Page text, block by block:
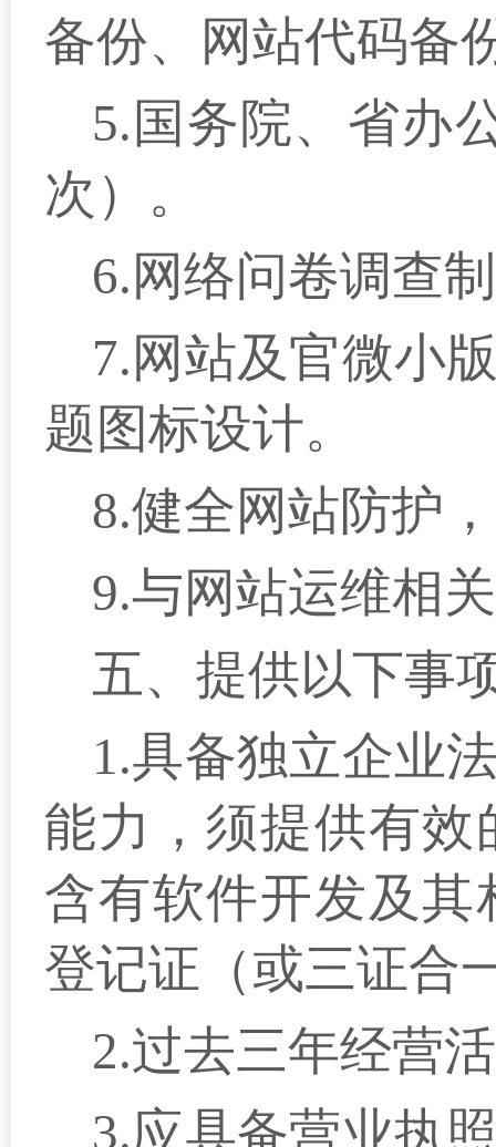
备份、网站代码备
5.国务院、省办
次）。
6.网络问卷调查
7.网站及官微小
题图标设计。
8.健全网站防护
9.与网站运维相
五、提供以下事
1.具备独立企业
能力，须提供有
含有软件开发及
登记证（或三证合
2.过去三年经营
3.应具备营业执